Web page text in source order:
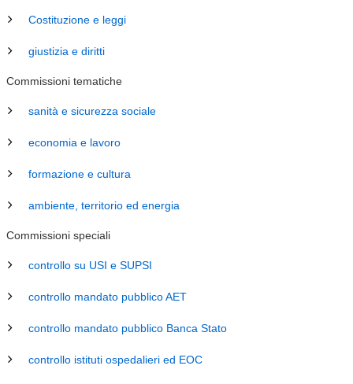
Costituzione e leggi
giustizia e diritti
Commissioni tematiche
sanità e sicurezza sociale
economia e lavoro
formazione e cultura
ambiente, territorio ed energia
Commissioni speciali
controllo su USI e SUPSI
controllo mandato pubblico AET
controllo mandato pubblico Banca Stato
controllo istituti ospedalieri ed EOC